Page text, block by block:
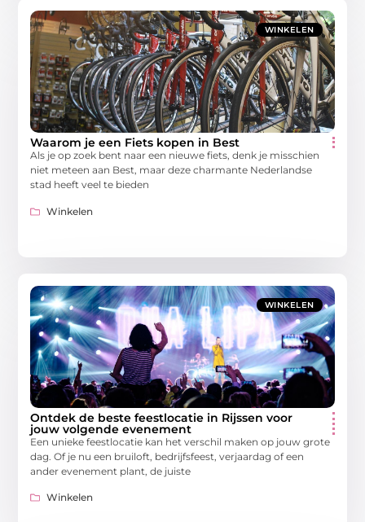
WINKELEN
Waarom je een Fiets kopen in Best
Als je op zoek bent naar een nieuwe fiets, denk je misschien
niet meteen aan Best, maar deze charmante Nederlandse
stad heeft veel te bieden
Winkelen
WINKELEN
Ontdek de beste feestlocatie in Rijssen voor
jouw volgende evenement
Een unieke feestlocatie kan het verschil maken op jouw grote
dag. Of je nu een bruiloft, bedrijfsfeest, verjaardag of een
ander evenement plant, de juiste
Winkelen